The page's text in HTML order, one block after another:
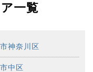
一覧
神奈川区
中区